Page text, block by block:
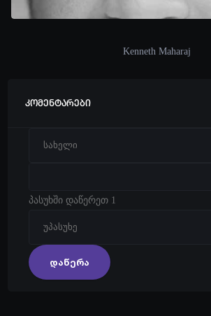
Kenneth Maharaj
კომენტარები
პასუხში დაწერეთ 1
დაწერა